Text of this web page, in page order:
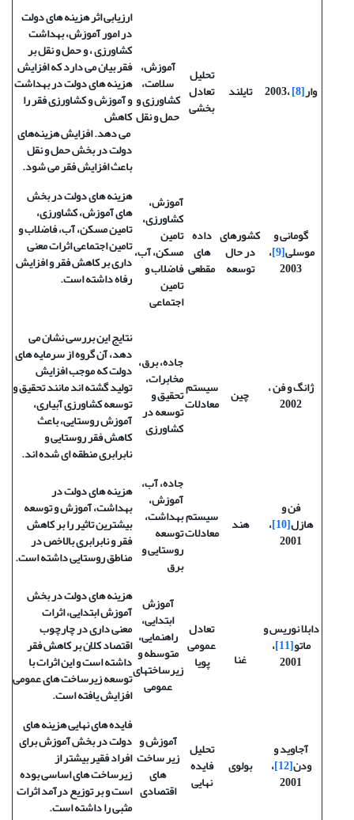
وار[8] ،2003 تایلند
تحلیل
تعادل
بخشی
آموزش،
سلامت،
کشاورزی و
حمل و نقل
ارزیابی اثر هزینه های دولت
در امور آموزش، بهداشت
کشاورزی ، و حمل و نقل بر
فقر بیان می دارد که افزایش
هزینه های دولت در بهداشت
و آموزش و کشاورزی فقر را
کاهش
می دهد. افزایش هزینه‌های
دولت در بخش حمل و نقل
باعث افزایش فقر می شود.
گومانی و
موسلی[9] ،
2003
کشورهای
در حال
توسعه
داده
های
مقطعی
آموزش،
کشاورزی،
تامین
مسکن، آب،
فاضلاب و
تامین
اجتماعی
هزینه های دولت در بخش
های آموزش، کشاورزی،
تامین مسکن، آب، فاضلاب و
تامین اجتماعی اثرات معنی
داری بر کاهش فقر و افزایش
رفاه داشته است.
ژانگ و فن،
2002 چین سیستم
معادلات
جاده، برق،
مخابرات،
تحقیق و
توسعه در
کشاورزی
نتایج این بررسی نشان می
دهد، آن گروه از سرمایه های
دولت که موجب افزایش
تولید گشته اند مانند تحقیق و
توسعه کشاورزی آبیاری،
آموزش روستایی، باعث
کاهش فقر روستایی و
نابرابری منطقه ای شده اند.
فن و
هازل[10] ،
2001
هند سیستم
معادلات
جاده، آب،
آموزش،
بهداشت،
توسعه
روستایی و
برق
هزینه های دولت در
بهداشت، آموزش و توسعه
بیشترین تاثیر را بر کاهش
فقر و نابرابری بالاخص در
مناطق روستایی داشته است.
دابلا نوریسو
ماتو[11] ،
2001 غنا
تعادل
عمومی
پویا
آموزش
ابتدایی،
راهنمایی،
متوسطه و
زیرساختهای
عمومی
هزینه های دولت در بخش
آموزش ابتدایی، اثرات
معنی داری در چارچوب
اقتصاد کلان بر کاهش فقر
داشته است و این اثرات با
توسعه زیرساخت های عمومی
افزایش یافته است.
آجاوید و
ودن[12] ،
2001
بولوی
تحلیل
فایده
نهایی
آموزش و
زیر ساخت
های
اقتصادی
فایده های نهایی هزینه های
دولت در بخش آموزش برای
افراد فقیر بیشتر از
زیرساخت های اساسی بوده
است و بر توزیع درآمد اثرات
مثبی را داشته است.